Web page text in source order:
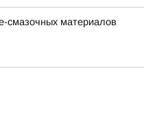
смазочных материалов